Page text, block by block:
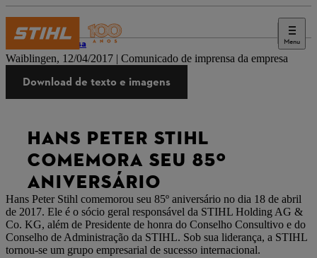
Menu
Imprensa
Waiblingen, 12/04/2017 | Comunicado de imprensa da empresa
Download de texto e imagens
HANS PETER STIHL
COMEMORA SEU 85º
ANIVERSÁRIO
Hans Peter Stihl comemorou seu 85º aniversário no dia 18 de abril
de 2017. Ele é o sócio geral responsável da STIHL Holding AG &
Co. KG, além de Presidente de honra do Conselho Consultivo e do
Conselho de Administração da STIHL. Sob sua liderança, a STIHL
tornou-se um grupo empresarial de sucesso internacional.